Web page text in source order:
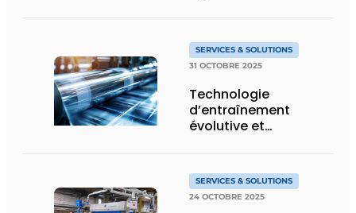
SERVICES & SOLUTIONS
31 OCTOBRE 2025
Technologie
d’entraînement
évolutive et
SERVICES & SOLUTIONS
24 OCTOBRE 2025